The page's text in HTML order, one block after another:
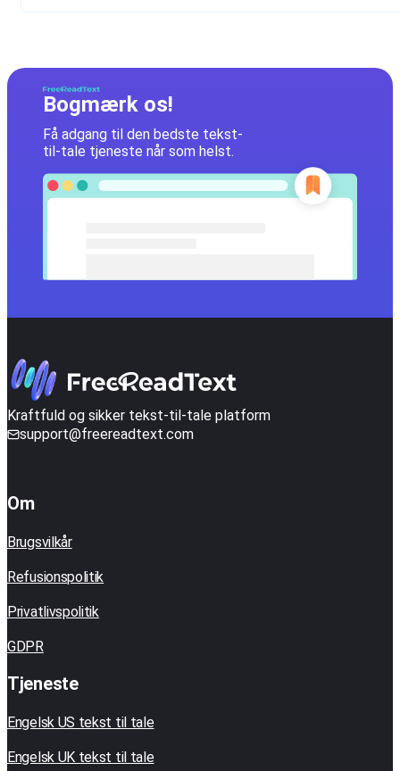
Bogmærk os!
Få adgang til den bedste tekst-
til-tale tjeneste når som helst.
Kraftfuld og sikker tekst-til-tale platform
support@freereadtext.com
Om
Brugsvilkår
Refusionspolitik
Privatlivspolitik
GDPR
Tjeneste
Engelsk US tekst til tale
Engelsk UK tekst til tale